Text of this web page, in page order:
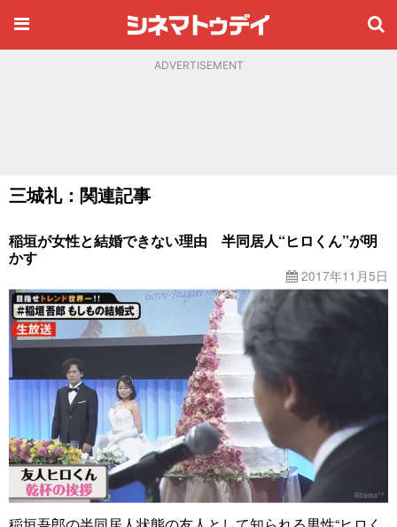
ADVERTISEMENT
三城礼：関連記事
稲垣が女性と結婚できない理由 半同居人“ヒロくん”が明
かす
2017年11月5日